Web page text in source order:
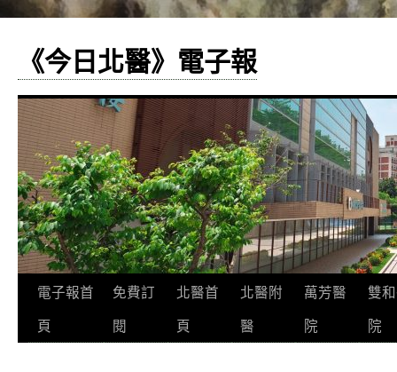
《今日北醫》電子報
跳
至
電子報首
頁
免費訂
閱
北醫首
頁
北醫附
醫
萬芳醫
院
雙
院